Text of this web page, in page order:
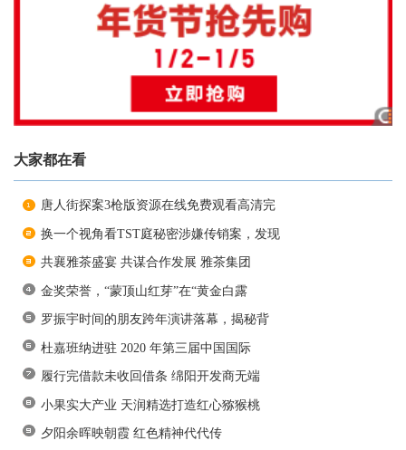
大家都在看
唐人街探案3枪版资源在线免费观看高清完
换一个视角看TST庭秘密涉嫌传销案，发现
共襄雅茶盛宴 共谋合作发展 雅茶集团
金奖荣誉，“蒙顶山红芽”在“黄金白露
罗振宇时间的朋友跨年演讲落幕，揭秘背
杜嘉班纳进驻 2020 年第三届中国国际
履行完借款未收回借条 绵阳开发商无端
小果实大产业 天润精选打造红心猕猴桃
夕阳余晖映朝霞 红色精神代代传